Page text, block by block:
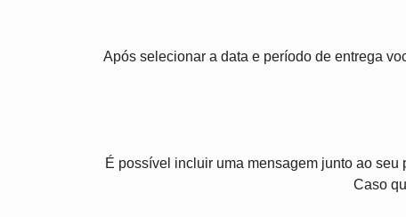
Após selecionar a data e período de entrega
É possível incluir uma mensagem junto ao
Caso